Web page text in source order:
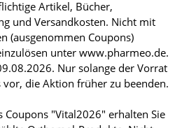
Artikel, Bücher,
und Versandkosten. Nicht mit
(ausgenommen Coupons)
unter www.pharmeo.de.
Nur solange der Vorrat
die Aktion früher zu beenden.
Coupons "Vital2026" erhalten Sie